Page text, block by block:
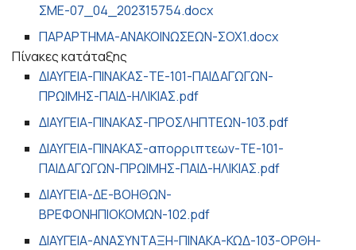
ΣΜΕ-07_04_202315754.docx
ΠΑΡΑΡΤΗΜΑ-ΑΝΑΚΟΙΝΩΣΕΩΝ-ΣΟΧ1.docx
Πίνακες κατάταξης
ΔΙΑΥΓΕΙΑ-ΠΙΝΑΚΑΣ-ΤΕ-101-ΠΑΙΔΑΓΩΓΩΝ-
ΠΡΩΙΜΗΣ-ΠΑΙΔ-ΗΛΙΚΙΑΣ.pdf
ΔΙΑΥΓΕΙΑ-ΠΙΝΑΚΑΣ-ΠΡΟΣΛΗΠΤΕΩΝ-103.pdf
ΔΙΑΥΓΕΙΑ-ΠΙΝΑΚΑΣ-απορριπτεων-ΤΕ-101-
ΠΑΙΔΑΓΩΓΩΝ-ΠΡΩΙΜΗΣ-ΠΑΙΔ-ΗΛΙΚΙΑΣ.pdf
ΔΙΑΥΓΕΙΑ-ΔΕ-ΒΟΗΘΩΝ-
ΒΡΕΦΟΝΗΠΙΟΚΟΜΩΝ-102.pdf
ΔΙΑΥΓΕΙΑ-ΑΝΑΣΥΝΤΑΞΗ-ΠΙΝΑΚΑ-ΚΩΔ-103-ΟΡΘΗ-